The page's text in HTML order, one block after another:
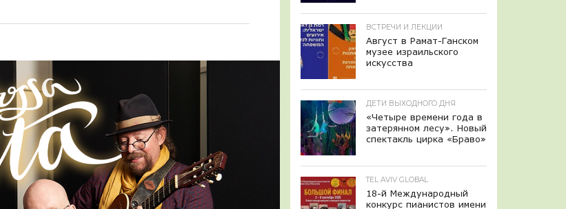
ВСТРЕЧИ И ЛЕКЦИИ
Август в Рамат-Ганском
музее израильского
искусства
ДЕТИ ВЫХОДНОГО ДНЯ
«Четыре времени года в
затерянном лесу». Новый
спектакль цирка «Браво»
TEL AVIV GLOBAL
18-й Международный
конкурс пианистов имени